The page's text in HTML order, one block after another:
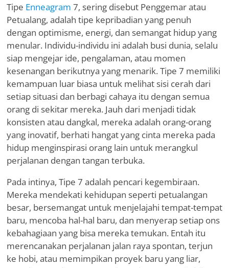
Tipe Enneagram 7, sering disebut Penggemar atau
Petualang, adalah tipe kepribadian yang penuh
dengan optimisme, energi, dan semangat hidup yang
menular. Individu-individu ini adalah busi dunia, selalu
siap mengejar ide, pengalaman, atau momen
kesenangan berikutnya yang menarik. Tipe 7 memiliki
kemampuan luar biasa untuk melihat sisi cerah dari
setiap situasi dan berbagi cahaya itu dengan semua
orang di sekitar mereka. Jauh dari menjadi tidak
konsisten atau dangkal, mereka adalah orang-orang
yang inovatif, berhati hangat yang cinta mereka pada
hidup menginspirasi orang lain untuk merangkul
perjalanan dengan tangan terbuka.
Pada intinya, Tipe 7 adalah pencari kegembiraan.
Mereka mendekati kehidupan seperti petualangan
besar, bersemangat untuk menjelajahi tempat-tempat
baru, mencoba hal-hal baru, dan menyerap setiap ons
kebahagiaan yang bisa mereka temukan. Entah itu
merencanakan perjalanan jalan raya spontan, terjun
ke hobi, atau memimpikan proyek baru yang liar,